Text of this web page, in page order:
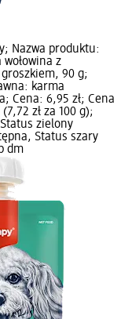
Nazwa produktu:
wołowina z
90 g;
karma
Cena: 6,95 zł; Cena
zł za 100 g);
zielony
Status szary
dm